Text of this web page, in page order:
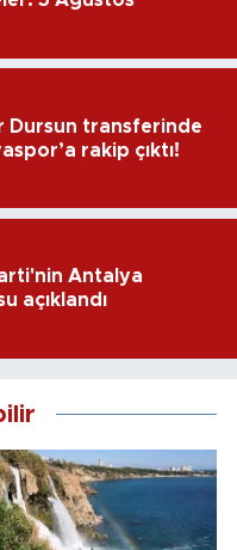
Dursun transferinde
rakip çıktı!
Antalya
açıklandı